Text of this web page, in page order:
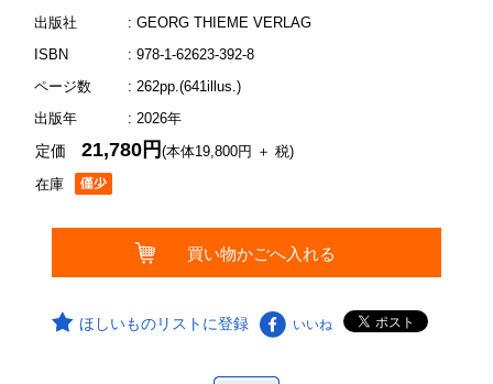
出版社
: GEORG THIEME VERLAG
ISBN
: 978-1-62623-392-8
ページ数
: 262pp.(641illus.)
出版年
: 2026年
在庫
定価21,780円(本体19,800円 ＋ 税)
ほしいものリストに登録 いいね